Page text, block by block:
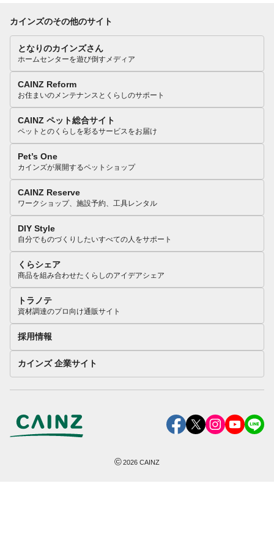
カインズのその他のサイト
となりのカインズさん
ホームセンターを遊び倒すメディア
CAINZ Reform
お住まいのメンテナンスとくらしのサポート
CAINZ ペット総合サイト
ペットとのくらしを彩るサービスをお届け
Pet’s One
カインズが展開するペットショップ
CAINZ Reserve
ワークショップ、施設予約、工具レンタル
DIY Style
自分でものづくりしたいすべての人をサポート
くらシェア
商品を組み合わせたくらしのアイデアシェア
トラノテ
資材調達のプロ向け通販サイト
採用情報
カインズ 企業サイト
©2026 CAINZ